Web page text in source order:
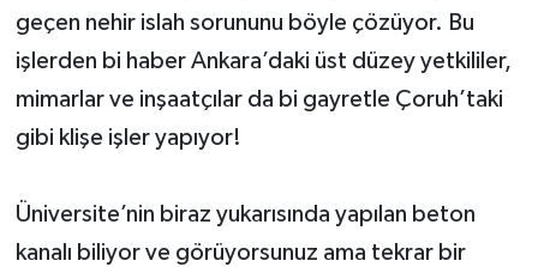
geçen nehir islah sorununu böyle çözüyor. Bu
işlerden bi haber Ankara’daki üst düzey yetkililer,
mimarlar ve inşaatçılar da bi gayretle Çoruh’taki
gibi klişe işler yapıyor!
Üniversite’nin biraz yukarısında yapılan beton
kanalı biliyor ve görüyorsunuz ama tekrar bir